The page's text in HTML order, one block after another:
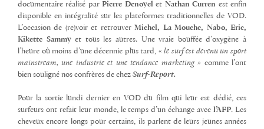
documentaire réalisé parPierre Denoyel et Nathan Curren est enfin
disponible en intégralité sur les plateformes traditionnelles de VOD.
L’occasion de (re)voir et retrouverMichel, La Mouche, Nabo, Eric,
Kikette Sammyet tous les autres. Une vraie bouffée d’oxygène à
l’heure où moins d’une décennie plus tard, « le surf est devenu un sport
mainstream, une industrie et une tendance marketing » comme l’ont
bien souligné nos confrères de chez Surf-Report.
Pour la sortie lundi dernier en VOD du film qui leur est dédié, ces
surfeurs ont refait leur monde, le temps d’un échange avecl’AFP. Les
cheveux encore longs pour certains, ils parlent de leurs jeunes années